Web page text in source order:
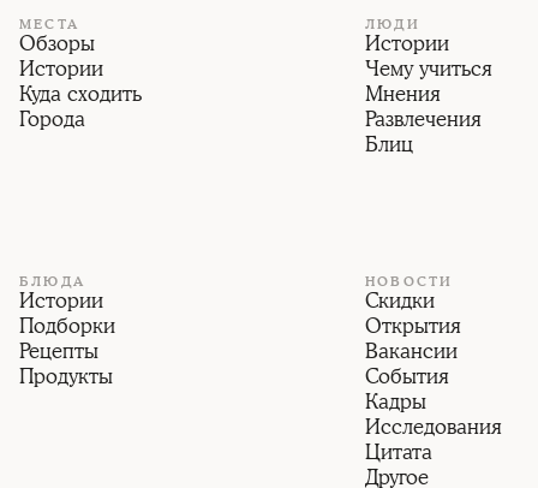
МЕСТА
Обзоры
Истории
Куда сходить
Города
ЛЮДИ
Истории
Чему учиться
Мнения
Развлечения
Блиц
БЛЮДА
Истории
Подборки
Рецепты
Продукты
НОВОСТИ
Скидки
Открытия
Вакансии
События
Кадры
Исследования
Цитата
Другое